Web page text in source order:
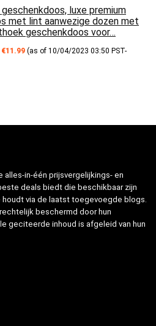
luxe premium
met lint aanwezige dozen met
geschenkdoos voor…
€11.99 (as of 10/04/2023 03:50 PST-
alles-in-één prijsvergelijkings- en
deals biedt die beschikbaar zijn
via de laatst toegevoegde blogs.
beschermd door hun
geciteerde inhoud is afgeleid van hun